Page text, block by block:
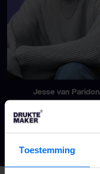
Toestemming
Jesse van Paridon
SENIOR MARKETEER